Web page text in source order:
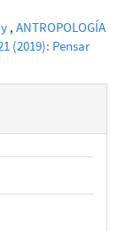
, ANTROPOLOGÍA
(2019): Pensar